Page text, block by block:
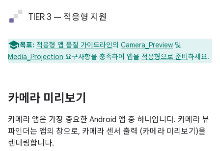
TIER 3 — 적응형 지원
목표: 적응형 앱 품질 가이드라인의 Camera_Preview 및
Media_Projection 요구사항을 충족하여 앱을 적응형으로 준비하세요.
카메라 미리보기
카메라 앱은 가장 중요한 Android 앱 중 하나입니다. 카메라 뷰
파인더는 앱의 창으로, 카메라 센서 출력 (카메라 미리보기)을
렌더링합니다.